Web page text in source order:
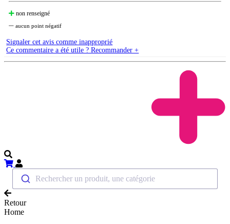
non renseigné
aucun point négatif
Signaler cet avis comme inapproprié
Ce commentaire a été utile ? Recommander +
Rechercher un produit, une catégorie
Retour
Home